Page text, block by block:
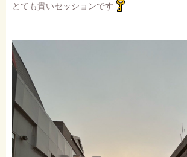
とても貴いセッションです